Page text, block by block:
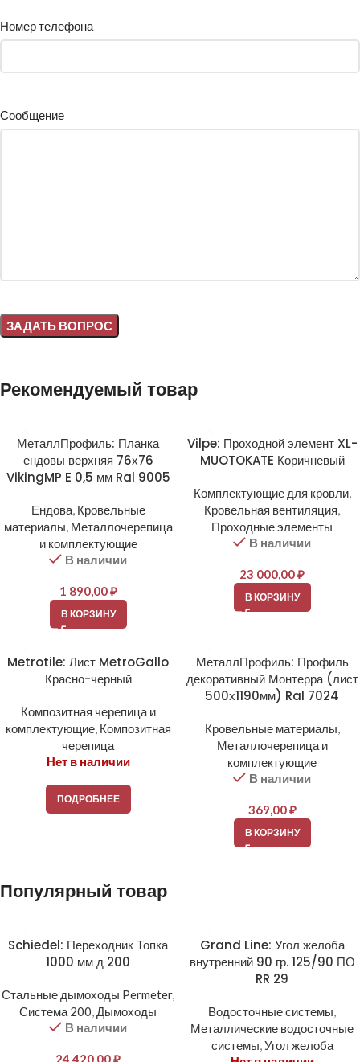
Номер телефона
Сообщение
Рекомендуемый товар
МеталлПрофиль: Планка
ендовы верхняя 76х76
VikingMP E 0,5 мм Ral 9005
Ендова, Кровельные
материалы, Металлочерепица
и комплектующие
В наличии
1 890,00₽
В КОРЗИНУ
Vilpe: Проходной элемент XL-
MUOTOKATE Коричневый
Комплектующие для кровли,
Кровельная вентиляция,
Проходные элементы
В наличии
23 000,00₽
В КОРЗИНУ
Metrotile: Лист MetroGallo
Красно-черный
Композитная черепица и
комплектующие, Композитная
черепица
Нет в наличии
ПОДРОБНЕЕ
МеталлПрофиль: Профиль
декоративный Монтерра (лист
500х1190мм) Ral 7024
Кровельные материалы,
Металлочерепица и
комплектующие
В наличии
369,00₽
В КОРЗИНУ
Популярный товар
Schiedel: Переходник Топка
1000 мм д 200
Стальные дымоходы Permeter,
Система 200,Дымоходы
В наличии
24 420,00₽
Grand Line: Угол желоба
внутренний 90 гр. 125/90 ПО
RR 29
Водосточные системы,
Металлические водосточные
системы,Угол желоба